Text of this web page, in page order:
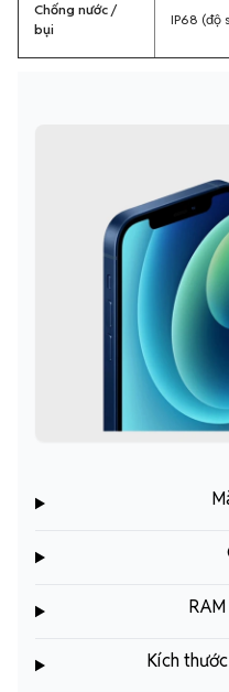
Chống nước /
bụi
IP68 (độ
Kích